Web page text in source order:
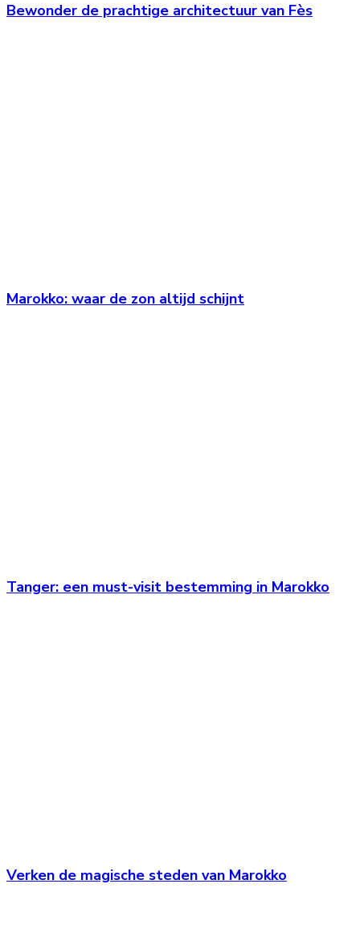
Bewonder de prachtige architectuur van Fès
Marokko: waar de zon altijd schijnt
Tanger: een must-visit bestemming in Marokko
Verken de magische steden van Marokko